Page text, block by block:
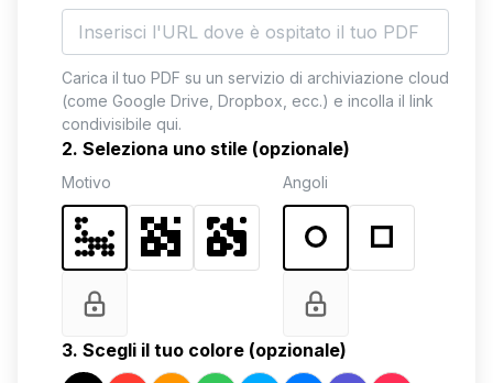
Carica il tuo PDF su un servizio di archiviazione cloud
(come Google Drive, Dropbox, ecc.) e incolla il link
condivisibile qui.
2. Seleziona uno stile (opzionale)
Motivo Angoli
3. Scegli il tuo colore (opzionale)